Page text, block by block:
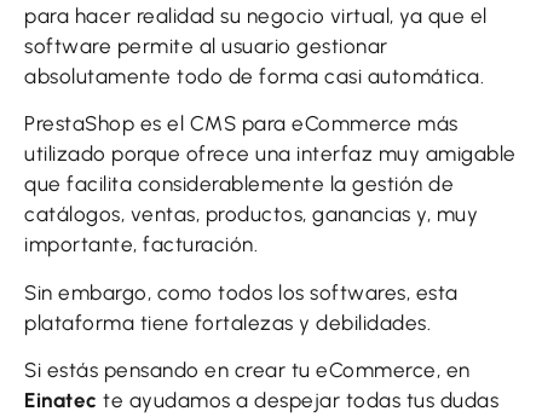
para hacer realidad su negocio virtual, ya que el
software permite al usuario gestionar
absolutamente todo de forma casi automática.
PrestaShop es el CMS para eCommerce más
utilizado porque ofrece una interfaz muy amigable
que facilita considerablemente la gestión de
catálogos, ventas, productos, ganancias y, muy
importante, facturación.
Sin embargo, como todos los softwares, esta
plataforma tiene fortalezas y debilidades.
Si estás pensando en crear tu eCommerce, en
Einatec te ayudamos a despejar todas tus dudas